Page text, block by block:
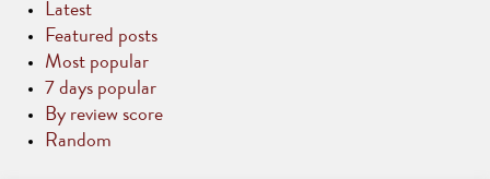
Latest
Featured posts
Most popular
7 days popular
By review score
Random